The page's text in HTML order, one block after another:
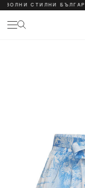
СТИЛНИ